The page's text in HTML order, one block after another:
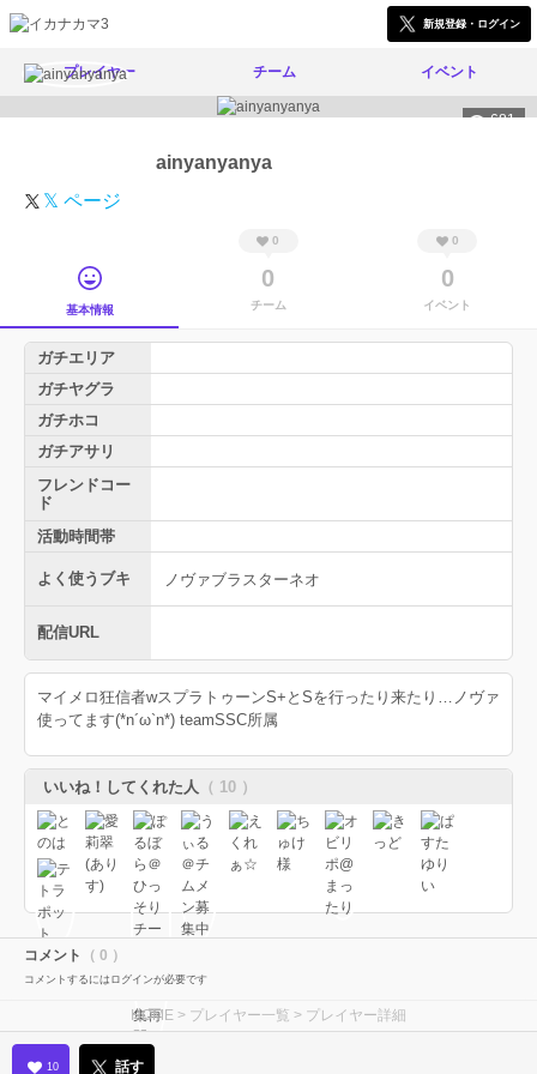
新規登録・ログイン
プレイヤー チーム イベント
681
ainyanyanya
𝕏 ページ
基本情報
0
0
チーム
0
0
イベント
ガチエリア
ガチヤグラ
ガチホコ
ガチアサリ
フレンドコー
ド
活動時間帯
よく使うブキ ノヴァブラスターネオ
配信URL
マイメロ狂信者wスプラトゥーンS+とSを行ったり来たり…ノヴァ
使ってます(*n´ω`n*) teamSSC所属
いいね！してくれた人 （ 10 ）
コメント （ 0 ）
コメントするにはログインが必要です
HOME > プレイヤー一覧 > プレイヤー詳細
10 話す